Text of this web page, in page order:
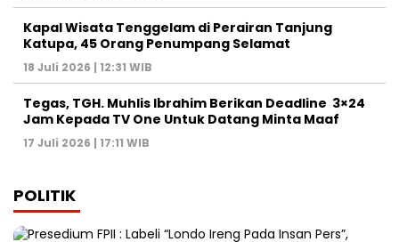
Kapal Wisata Tenggelam di Perairan Tanjung
Katupa, 45 Orang Penumpang Selamat
18 Juli 2026 | 12:31 WIB
Tegas, TGH. Muhlis Ibrahim Berikan Deadline 3×24
Jam Kepada TV One Untuk Datang Minta Maaf
17 Juli 2026 | 17:11 WIB
POLITIK